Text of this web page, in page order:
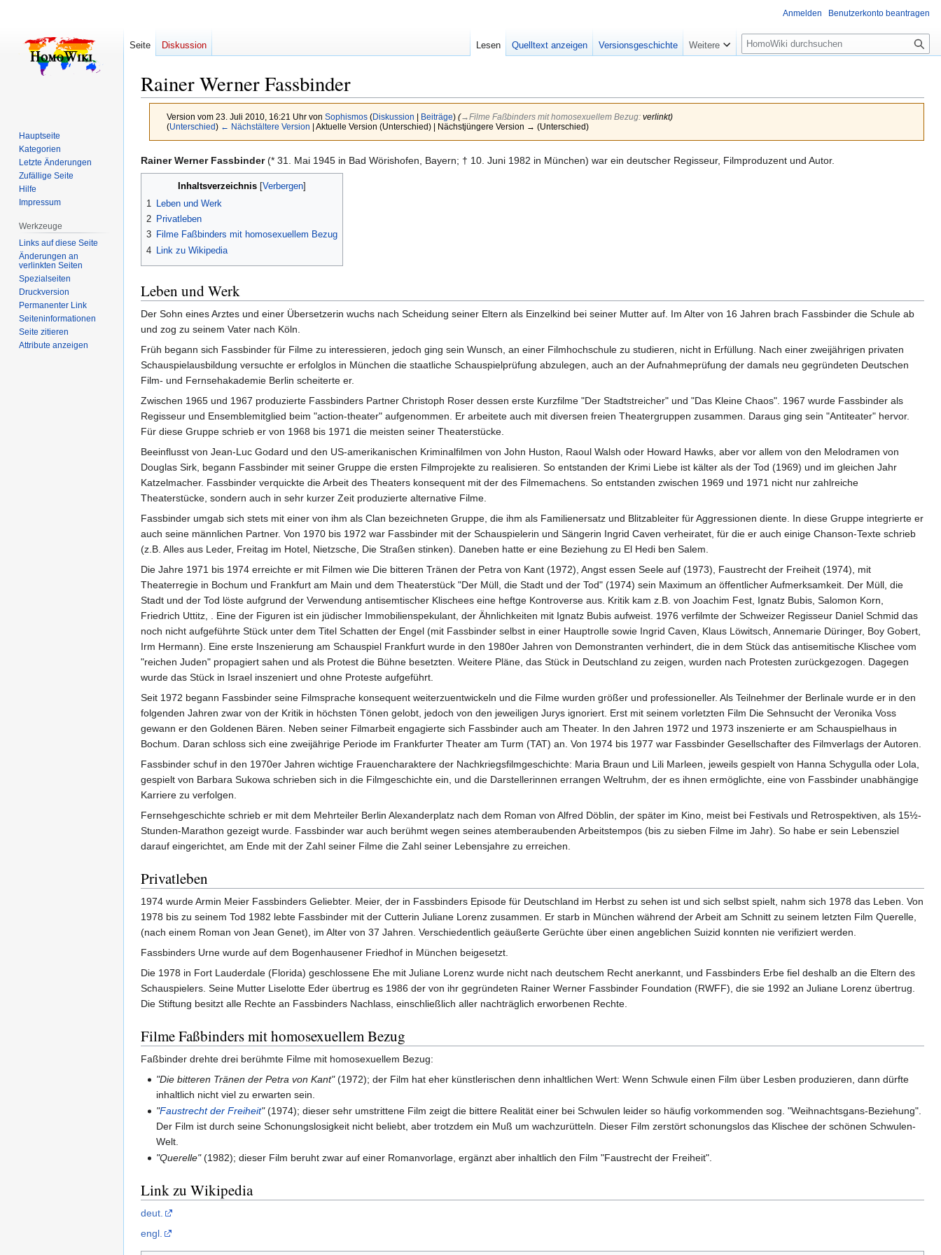
Rainer Werner Fassbinder
Version vom 23. Juli 2010, 16:21 Uhr von Sophismos (Diskussion Beiträge) (→‎Filme Faßbinders mit homosexuellem Bezug: verlinkt)
(Unterschied) ← Nächstältere Version | Aktuelle Version (Unterschied) | Nächstjüngere Version → (Unterschied)
Zur
Navigation
springen
Zur
Suche
springen
Rainer Werner Fassbinder(* 31. Mai 1945 in Bad Wörishofen, Bayern; † 10. Juni 1982 in München) war ein deutscher Regisseur, Filmproduzent und Autor.
Inhaltsverzeichnis
1
Leben und Werk
2 Privatleben
3 Filme Faßbinders mit homosexuellem Bezug
4 Link zu Wikipedia
Leben und Werk
Der Sohn eines Arztes und einer Übersetzerin wuchs nach Scheidung seiner Eltern als Einzelkind bei seiner Mutter auf. Im Alter von 16 Jahren brach Fassbinder die Schule ab
und zog zu seinem Vater nach Köln.
Früh begann sich Fassbinder für Filme zu interessieren, jedoch ging sein Wunsch, an einer Filmhochschule zu studieren, nicht in Erfüllung. Nach einer zweijährigen privaten
Schauspielausbildung versuchte er erfolglos in München die staatliche Schauspielprüfung abzulegen, auch an der Aufnahmeprüfung der damals neu gegründeten Deutschen
Film- und Fernsehakademie Berlin‎ scheiterte er.
Zwischen 1965 und 1967 produzierte Fassbinders Partner Christoph Roser dessen erste Kurzfilme "Der Stadtstreicher" und "Das Kleine Chaos". 1967 wurde Fassbinder als
Regisseur und Ensemblemitglied beim "action-theater" aufgenommen. Er arbeitete auch mit diversen freien Theatergruppen zusammen. Daraus ging sein "Antiteater" hervor.
Für diese Gruppe schrieb er von 1968 bis 1971 die meisten seiner Theaterstücke.
Beeinflusst von Jean-Luc Godard und den US-amerikanischen Kriminalfilmen von John Huston, Raoul Walsh oder Howard Hawks, aber vor allem von den Melodramen von
Douglas Sirk, begann Fassbinder mit seiner Gruppe die ersten Filmprojekte zu realisieren. So entstanden der Krimi Liebe ist kälter als der Tod (1969) und im gleichen Jahr
Katzelmacher. Fassbinder verquickte die Arbeit des Theaters konsequent mit der des Filmemachens. So entstanden zwischen 1969 und 1971 nicht nur zahlreiche
Theaterstücke, sondern auch in sehr kurzer Zeit produzierte alternative Filme.
Fassbinder umgab sich stets mit einer von ihm als Clan bezeichneten Gruppe, die ihm als Familienersatz und Blitzableiter für Aggressionen diente. In diese Gruppe integrierte er
auch seine männlichen Partner. Von 1970 bis 1972 war Fassbinder mit der Schauspielerin und Sängerin Ingrid Caven verheiratet, für die er auch einige Chanson-Texte schrieb
(z.B. Alles aus Leder, Freitag im Hotel, Nietzsche, Die Straßen stinken). Daneben hatte er eine Beziehung zu El Hedi ben Salem.
Die Jahre 1971 bis 1974 erreichte er mit Filmen wie Die bitteren Tränen der Petra von Kant (1972), Angst essen Seele auf (1973), Faustrecht der Freiheit (1974), mit
Theaterregie in Bochum und Frankfurt am Main und dem Theaterstück "Der Müll, die Stadt und der Tod" (1974) sein Maximum an öffentlicher Aufmerksamkeit. Der Müll, die
Stadt und der Tod löste aufgrund der Verwendung antisemtischer Klischees eine heftge Kontroverse aus. Kritik kam z.B. von Joachim Fest, Ignatz Bubis, Salomon Korn,
Friedrich Uttitz, . Eine der Figuren ist ein jüdischer Immobilienspekulant, der Ähnlichkeiten mit Ignatz Bubis aufweist. 1976 verfilmte der Schweizer Regisseur Daniel Schmid das
noch nicht aufgeführte Stück unter dem Titel Schatten der Engel (mit Fassbinder selbst in einer Hauptrolle sowie Ingrid Caven, Klaus Löwitsch, Annemarie Düringer, Boy Gobert,
Irm Hermann). Eine erste Inszenierung am Schauspiel Frankfurt wurde in den 1980er Jahren von Demonstranten verhindert, die in dem Stück das antisemitische Klischee vom
"reichen Juden" propagiert sahen und als Protest die Bühne besetzten. Weitere Pläne, das Stück in Deutschland zu zeigen, wurden nach Protesten zurückgezogen. Dagegen
wurde das Stück in Israel inszeniert und ohne Proteste aufgeführt.
Seit 1972 begann Fassbinder seine Filmsprache konsequent weiterzuentwickeln und die Filme wurden größer und professioneller. Als Teilnehmer der Berlinale wurde er in den
folgenden Jahren zwar von der Kritik in höchsten Tönen gelobt, jedoch von den jeweiligen Jurys ignoriert. Erst mit seinem vorletzten Film Die Sehnsucht der Veronika Voss
gewann er den Goldenen Bären. Neben seiner Filmarbeit engagierte sich Fassbinder auch am Theater. In den Jahren 1972 und 1973 inszenierte er am Schauspielhaus in
Bochum. Daran schloss sich eine zweijährige Periode im Frankfurter Theater am Turm (TAT) an. Von 1974 bis 1977 war Fassbinder Gesellschafter des Filmverlags der Autoren.
Fassbinder schuf in den 1970er Jahren wichtige Frauencharaktere der Nachkriegsfilmgeschichte: Maria Braun und Lili Marleen, jeweils gespielt von Hanna Schygulla oder Lola,
gespielt von Barbara Sukowa schrieben sich in die Filmgeschichte ein, und die Darstellerinnen errangen Weltruhm, der es ihnen ermöglichte, eine von Fassbinder unabhängige
Karriere zu verfolgen.
Fernsehgeschichte schrieb er mit dem Mehrteiler Berlin Alexanderplatz nach dem Roman von Alfred Döblin, der später im Kino, meist bei Festivals und Retrospektiven, als 15½-
Stunden-Marathon gezeigt wurde. Fassbinder war auch berühmt wegen seines atemberaubenden Arbeitstempos (bis zu sieben Filme im Jahr). So habe er sein Lebensziel
darauf eingerichtet, am Ende mit der Zahl seiner Filme die Zahl seiner Lebensjahre zu erreichen.
Privatleben
1974 wurde Armin Meier Fassbinders Geliebter. Meier, der in Fassbinders Episode für Deutschland im Herbst zu sehen ist und sich selbst spielt, nahm sich 1978 das Leben. Von
1978 bis zu seinem Tod 1982 lebte Fassbinder mit der Cutterin Juliane Lorenz zusammen. Er starb in München während der Arbeit am Schnitt zu seinem letzten Film Querelle,
(nach einem Roman von Jean Genet), im Alter von 37 Jahren. Verschiedentlich geäußerte Gerüchte über einen angeblichen Suizid konnten nie verifiziert werden.
Fassbinders Urne wurde auf dem Bogenhausener Friedhof in München beigesetzt.
Die 1978 in Fort Lauderdale (Florida) geschlossene Ehe mit Juliane Lorenz wurde nicht nach deutschem Recht anerkannt, und Fassbinders Erbe fiel deshalb an die Eltern des
Schauspielers. Seine Mutter Liselotte Eder übertrug es 1986 der von ihr gegründeten Rainer Werner Fassbinder Foundation (RWFF), die sie 1992 an Juliane Lorenz übertrug.
Die Stiftung besitzt alle Rechte an Fassbinders Nachlass, einschließlich aller nachträglich erworbenen Rechte.
Filme Faßbinders mit homosexuellem Bezug
Faßbinder drehte drei berühmte Filme mit homosexuellem Bezug:
"Die bitteren Tränen der Petra von Kant"(1972); der Film hat eher künstlerischen denn inhaltlichen Wert: Wenn Schwule einen Film über Lesben produzieren, dann dürfte
inhaltlich nicht viel zu erwarten sein.
"Faustrecht der Freiheit"(1974); dieser sehr umstrittene Film zeigt die bittere Realität einer bei Schwulen leider so häufig vorkommenden sog. "Weihnachtsgans-Beziehung".
Der Film ist durch seine Schonungslosigkeit nicht beliebt, aber trotzdem ein Muß um wachzurütteln. Dieser Film zerstört schonungslos das Klischee der schönen Schwulen-
Welt.
"Querelle"(1982); dieser Film beruht zwar auf einer Romanvorlage, ergänzt aber inhaltlich den Film "Faustrecht der Freiheit".
Link zu Wikipedia
deut.
engl.
Anmelden Benutzerkonto beantragen
Seite Diskussion Lesen Quelltext anzeigen Versionsgeschichte Weitere
Suche
Hauptseite
Kategorien
Letzte Änderungen
Zufällige Seite
Hilfe
Impressum
Werkzeuge
Links auf diese Seite
Änderungen an
verlinkten Seiten
Spezialseiten
Druckversion
Permanenter Link
Seiten­­informationen
Seite zitieren
Attribute anzeigen